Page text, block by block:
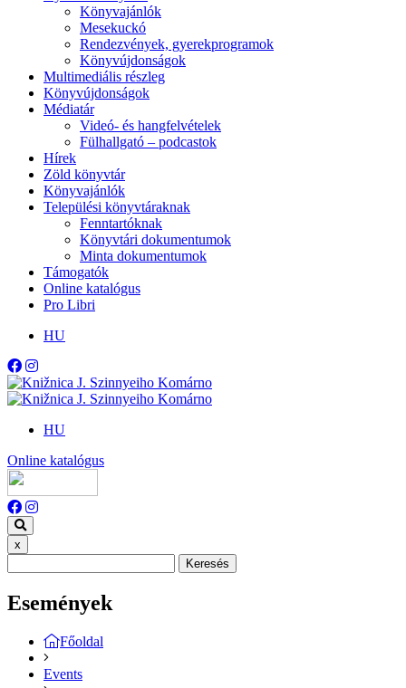
Könyvajánlók
Mesekuckó
Rendezvények, gyerekprogramok
Könyvújdonságok
Multimediális részleg
Könyvújdonságok
Médiatár
Videó- és hangfelvételek
Fülhallgató – podcastok
Hírek
Zöld könyvtár
Könyvajánlók
Települési könyvtáraknak
Fenntartóknak
Könyvtári dokumentumok
Minta dokumentumok
Támogatók
Online katalógus
Pro Libri
HU
HU
Online katalógus
x
Keresés
Események
Főoldal
Events